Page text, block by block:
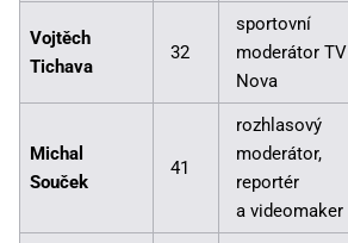
Vojtěch
Tichava
32
sportovní
moderátor TV
Nova
Michal
Souček
41
rozhlasový
moderátor,
reportér
a videomaker